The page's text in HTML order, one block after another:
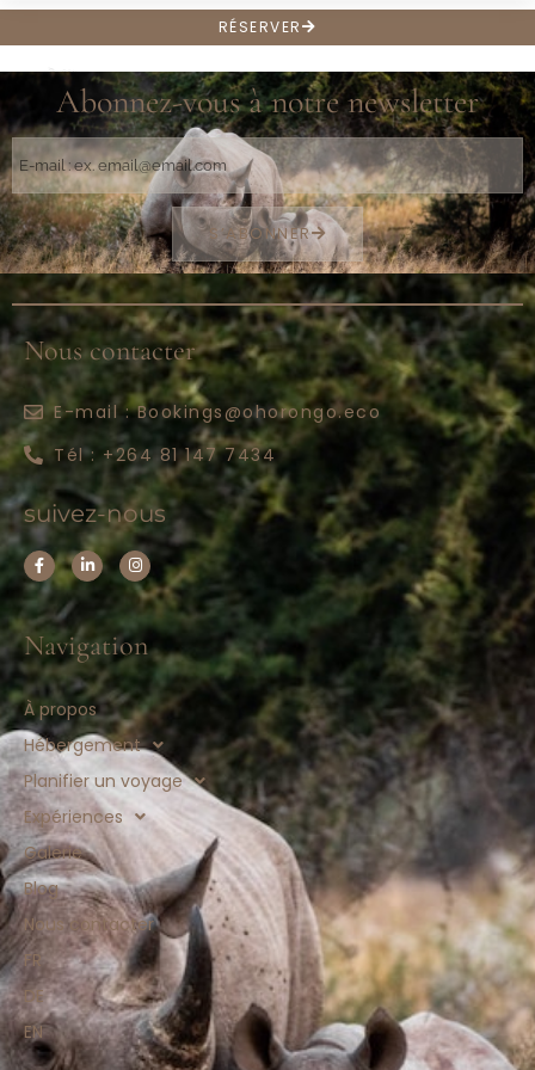
RÉSERVER
Abonnez-vous à notre newsletter
S’ABONNER
Nous contacter
E-mail : Bookings@ohorongo.eco
Tél : +264 81 147 7434
suivez-nous
Navigation
À propos
Hébergement
Planifier un voyage
Expériences
Galerie
Blog
Nous contacter
FR
DE
EN